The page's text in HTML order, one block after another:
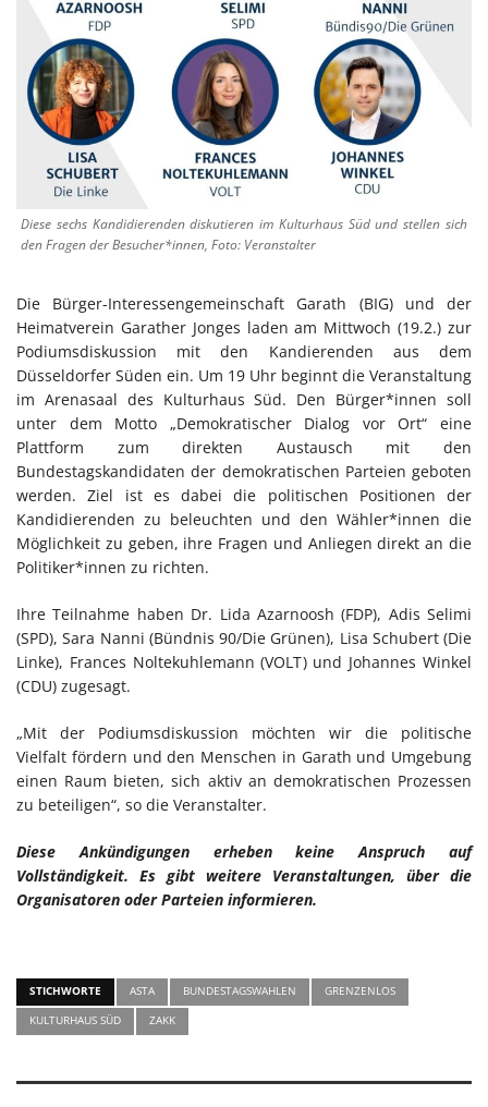
Diese sechs Kandidierenden diskutieren im Kulturhaus Süd und stellen sich
den Fragen der Besucher*innen, Foto: Veranstalter
Die Bürger-Interessengemeinschaft Garath (BIG) und der
Heimatverein Garather Jonges laden am Mittwoch (19.2.) zur
Podiumsdiskussion mit den Kandierenden aus dem
Düsseldorfer Süden ein. Um 19 Uhr beginnt die Veranstaltung
im Arenasaal des Kulturhaus Süd. Den Bürger*innen soll
unter dem Motto „Demokratischer Dialog vor Ort“ eine
Plattform zum direkten Austausch mit den
Bundestagskandidaten der demokratischen Parteien geboten
werden. Ziel ist es dabei die politischen Positionen der
Kandidierenden zu beleuchten und den Wähler*innen die
Möglichkeit zu geben, ihre Fragen und Anliegen direkt an die
Politiker*innen zu richten.
Ihre Teilnahme haben Dr. Lida Azarnoosh (FDP), Adis Selimi
(SPD), Sara Nanni (Bündnis 90/Die Grünen), Lisa Schubert (Die
Linke), Frances Noltekuhlemann (VOLT) und Johannes Winkel
(CDU) zugesagt.
„Mit der Podiumsdiskussion möchten wir die politische
Vielfalt fördern und den Menschen in Garath und Umgebung
einen Raum bieten, sich aktiv an demokratischen Prozessen
zu beteiligen“, so die Veranstalter.
Diese Ankündigungen erheben keine Anspruch auf
Vollständigkeit. Es gibt weitere Veranstaltungen, über die
Organisatoren oder Parteien informieren.
STICHWORTE ASTA BUNDESTAGSWAHLEN
GRENZENLOS
KULTURHAUS SÜD
ZAKK